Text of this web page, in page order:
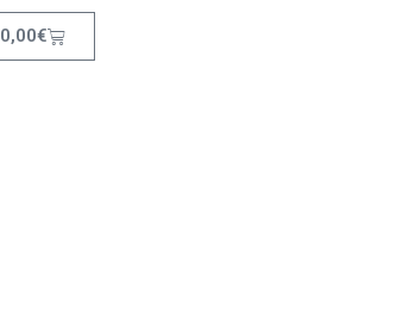
0,00€